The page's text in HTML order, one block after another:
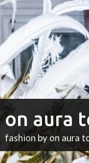
on aura
fashion by on aura